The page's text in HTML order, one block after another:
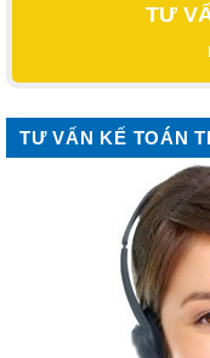
TƯ
TƯ VẤN KẾ TOÁN